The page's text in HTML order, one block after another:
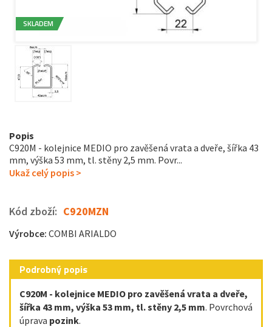
SKLADEM
Popis
C920M - kolejnice MEDIO pro zavěšená vrata a dveře, šířka 43
mm, výška 53 mm, tl. stěny 2,5 mm. Povr...
Ukaž celý popis >
Kód zboží: C920MZN
Výrobce: COMBI ARIALDO
Podrobný popis
C920M - kolejnice MEDIO pro zavěšená vrata a dveře,
šířka 43 mm, výška 53 mm, tl. stěny 2,5 mm. Povrchová
úprava pozink.